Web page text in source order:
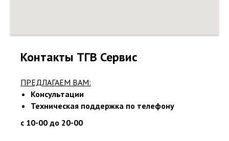
Контакты ТГВ Сервис
ПРЕДЛАГАЕМ ВАМ:
Консультации
Техническая поддержка по телефону
с 10-00 до 20-00